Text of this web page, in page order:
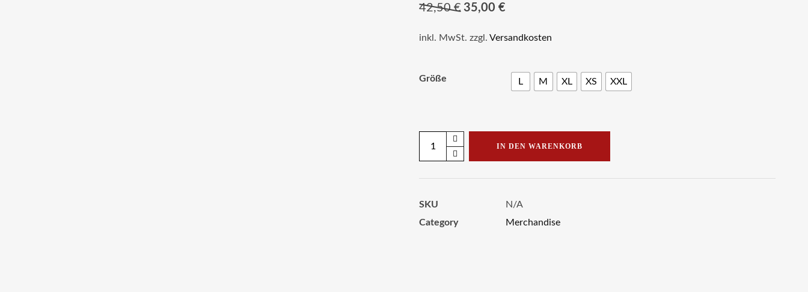
42,50€ Ursprünglicher
war:
35,00 €Aktueller
ist:
inkl. MwSt. zzgl. Versandkosten
Größe L M XL XS XXL
Festivalset
IN DEN WARENKORB
SKU
N/A
Category
Merchandise